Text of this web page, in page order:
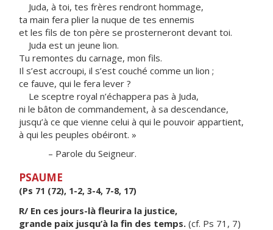
Juda, à toi, tes frères rendront hommage,
ta main fera plier la nuque de tes ennemis
et les fils de ton père se prosterneront devant toi.
Juda est un jeune lion.
Tu remontes du carnage, mon fils.
Il s’est accroupi, il s’est couché comme un lion ;
ce fauve, qui le fera lever ?
Le sceptre royal n’échappera pas à Juda,
ni le bâton de commandement, à sa descendance,
jusqu’à ce que vienne celui à qui le pouvoir appartient,
à qui les peuples obéiront. »
– Parole du Seigneur.
PSAUME
(Ps 71 (72), 1-2, 3-4, 7-8, 17)
R/ En ces jours-là fleurira la justice,
grande paix jusqu’à la fin des temps. (cf. Ps 71, 7)